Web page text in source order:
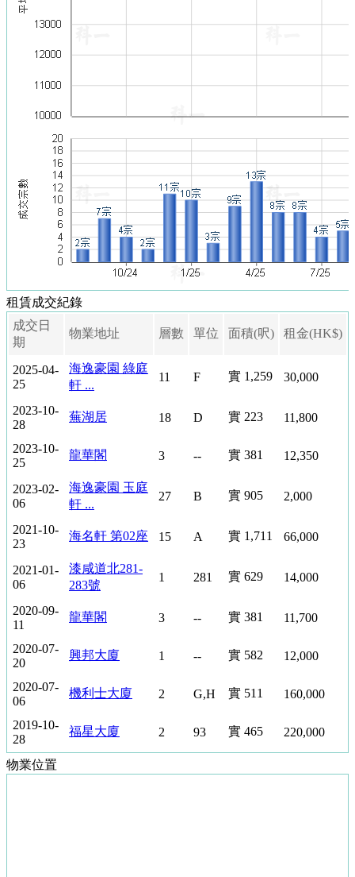
頁
除
樓
盤
按
揭
地
產
博
客
博
客
主
頁
所
有
回
應
產
壇
註
冊
成
租賃成交紀錄
成交日
期
物業地址 層數 單位 面積(呎) 租金(HK$)
2025-04-
25
海逸豪園 綠庭
軒 ...
11 F 實 1,259 30,000
2023-10-
28
蕪湖居 18 D 實 223 11,800
2023-10-
25
龍華閣 3 -- 實 381 12,350
2023-02-
06
海逸豪園 玉庭
軒 ...
27 B 實 905 2,000
2021-10-
23
海名軒 第02座 15 A 實 1,711 66,000
2021-01-
06
漆咸道北281-
283號
1 281 實 629 14,000
2020-09-
11
龍華閣 3 -- 實 381 11,700
2020-07-
20
興邦大廈 1 -- 實 582 12,000
2020-07-
06
機利士大廈 2 G,H 實 511 160,000
2019-10-
28
福星大廈 2 93 實 465 220,000
物業位置